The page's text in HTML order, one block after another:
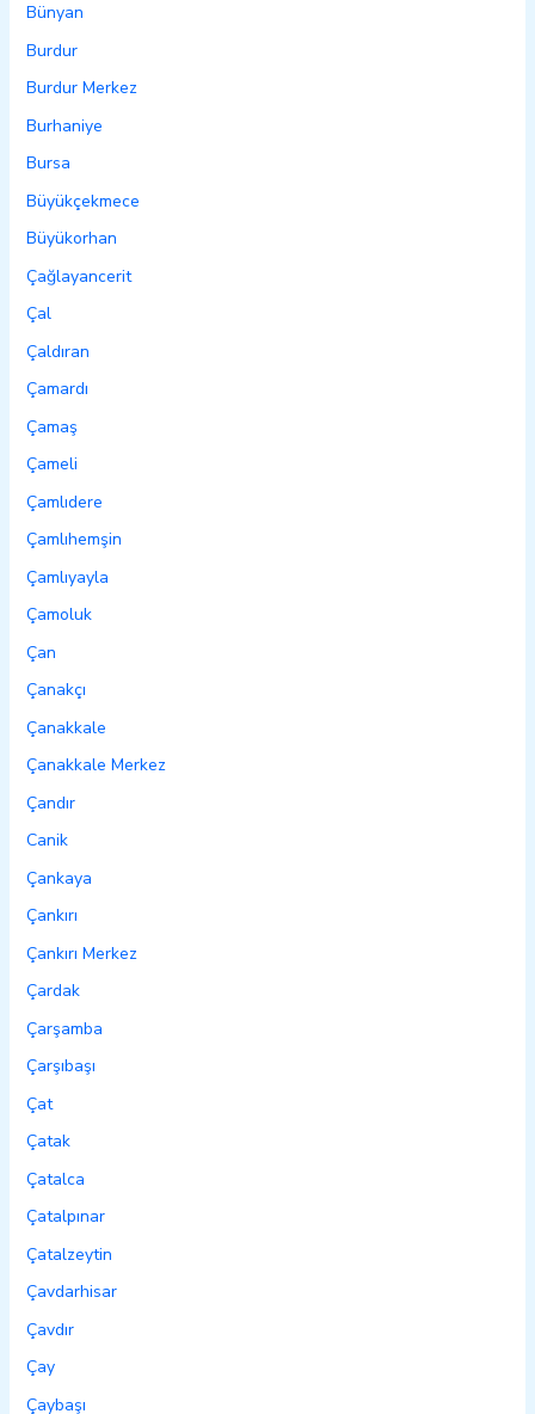
Bünyan
Burdur
Burdur Merkez
Burhaniye
Bursa
Büyükçekmece
Büyükorhan
Çağlayancerit
Çal
Çaldıran
Çamardı
Çamaş
Çameli
Çamlıdere
Çamlıhemşin
Çamlıyayla
Çamoluk
Çan
Çanakçı
Çanakkale
Çanakkale Merkez
Çandır
Canik
Çankaya
Çankırı
Çankırı Merkez
Çardak
Çarşamba
Çarşıbaşı
Çat
Çatak
Çatalca
Çatalpınar
Çatalzeytin
Çavdarhisar
Çavdır
Çay
Çaybaşı